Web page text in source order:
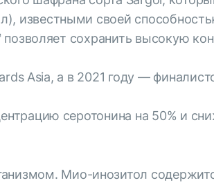
известными своей
позволяет сохранить высокую
Asia, а в 2021 году —
серотонина на 50% и
Мио-инозитол